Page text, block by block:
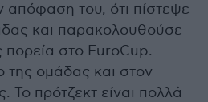
απόφαση του, ότι πίστεψε
και παρακολουθούσε
πορεία στο EuroCup.
της ομάδας και στον
Το πρότζεκτ είναι πολλά